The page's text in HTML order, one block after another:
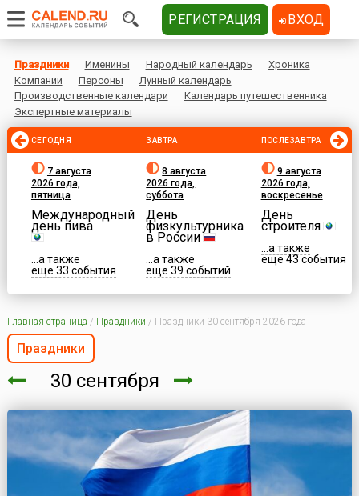
Праздники Именины Народный календарь
Хроника
Компании
Персоны
Лунный календарь
Производственные календари
Календарь путешественника
Экспертные материалы
СЕГОДНЯ
7 августа
2026 года,
пятница
Международный
день пива
...а также
еще 33 события
ЗАВТРА
8 августа
2026 года,
суббота
День
физкультурника
в России
...а также
еще 39 событий
ПОСЛЕЗАВТРА
9 августа
2026 года,
воскресенье
День
строителя
...а также
еще 43 события
Главная страница / Праздники / Праздники 30 сентября 2026 года
Праздники
30 сентября
РЕГИСТРАЦИЯ ВХОД